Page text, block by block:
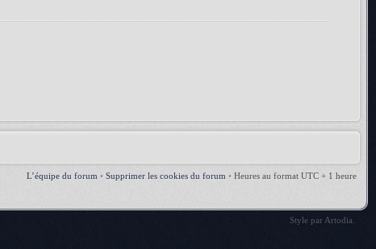
L’équipe du forum • Supprimer les cookies du forum • Heures au format UTC + 1 heure
Style par Artodia